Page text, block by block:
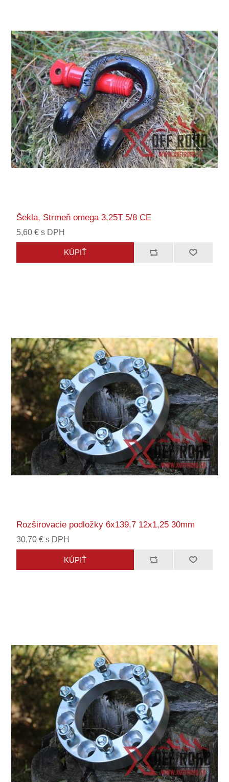
Šekla, Strmeň omega 3,25T 5/8 CE
5,60 € s DPH
Rozširovacie podložky 6x139,7 12x1,25 30mm
30,70 € s DPH